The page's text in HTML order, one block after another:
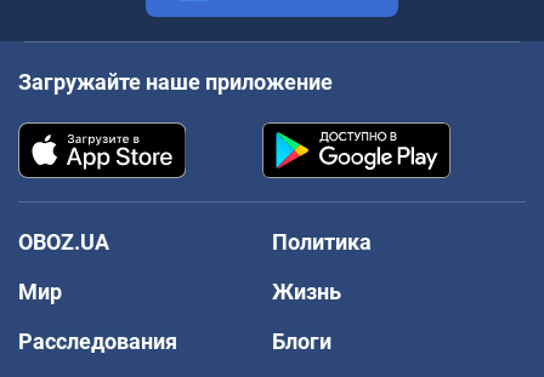
Загружайте наше приложение
OBOZ.UA
Политика
Мир
Жизнь
Расследования
Блоги